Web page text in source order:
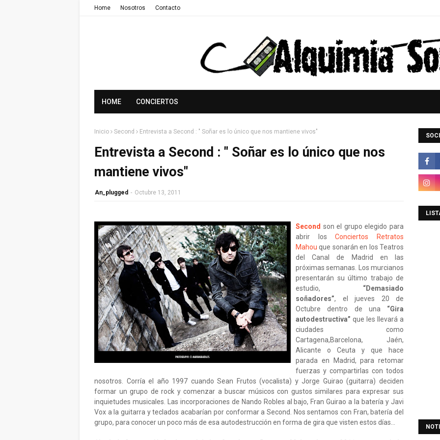
Home Nosotros Contacto
HOME CONCIERTOS
Inicio Second Entrevista a Second : " Soñar es lo único que nos mantiene vivos"
Entrevista a Second : " Soñar es lo único que nos
mantiene vivos"
An_plugged - Octubre 13, 2011
Second son el grupo elegido para
abrir losConciertos Retratos
Mahou que sonarán en los Teatros
del Canal de Madrid en las
próximas semanas. Los murcianos
presentarán su último trabajo de
estudio, “Demasiado
soñadores”, el jueves 20 de
Octubre dentro de una “Gira
autodestructiva” que les llevará a
ciudades como
Cartagena,Barcelona, Jaén,
Alicante o Ceuta y que hace
parada en Madrid, para retomar
fuerzas y compartirlas con todos
nosotros. Corría el año 1997 cuando Sean Frutos (vocalista) y Jorge Guirao (guitarra) deciden
formar un grupo de rock y comenzar a buscar músicos con gustos similares para expresar sus
inquietudes musicales. Las incorporaciones de Nando Robles al bajo, Fran Guirao a la batería y Javi
Vox a la guitarra y teclados acabarían por conformar a Second. Nos sentamos con Fran, batería del
grupo, para conocer un poco más de esa autodestrucción en forma de gira que visten estos días...